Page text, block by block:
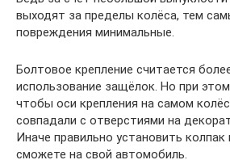
выходят за пределы колёса, тем
повреждения минимальные.
Болтовое крепление считается
использование защёлок. Но при
чтобы оси крепления на самом
совпадали с отверстиями на
Иначе правильно установить
сможете на свой автомобиль.